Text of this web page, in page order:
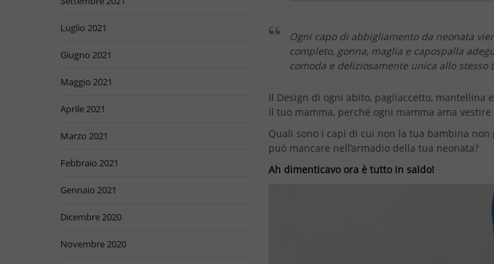
Ogni capo di abbigliamento da neonata
completo, gonna, maglia e capospalla
comoda e deliziosamente unica allo stesso
Il Design di ogni abito, pagliaccetto,
il tuo mamma, perché ogni mamma ama
Quali sono i capi di cui non la tua bambina
può mancare nell’armadio della tua neonata?
Ah dimenticavo ora è tutto in saldo!
Luglio 2021
Giugno 2021
Maggio 2021
Aprile 2021
Marzo 2021
Febbraio 2021
Gennaio 2021
Dicembre 2020
Novembre 2020